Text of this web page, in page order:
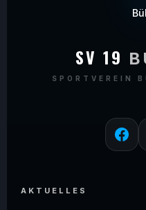
SV 19
SPORTVEREIN
AKTUELLES